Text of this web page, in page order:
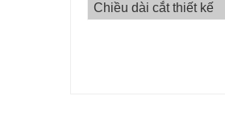
Chiều dài cắt thiết kế